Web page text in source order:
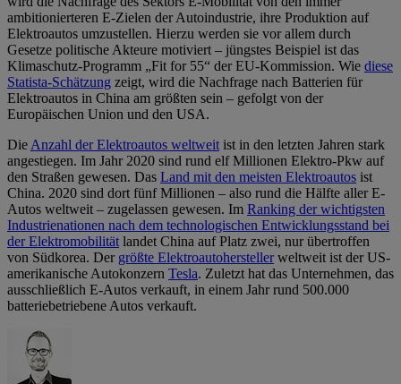
ambitionierteren E-Zielen der Autoindustrie, ihre Produktion auf
Elektroautos umzustellen. Hierzu werden sie vor allem durch
Gesetze politische Akteure motiviert – jüngstes Beispiel ist das
Klimaschutz-Programm „Fit for 55“ der EU-Kommission. Wie diese
Statista-Schätzung zeigt, wird die Nachfrage nach Batterien für
Elektroautos in China am größten sein – gefolgt von der
Europäischen Union und den USA.
DieAnzahl der Elektroautos weltweitist in den letzten Jahren stark
angestiegen. Im Jahr 2020 sind rund elf Millionen Elektro-Pkw auf
den Straßen gewesen. Das Land mit den meisten Elektroautos ist
China. 2020 sind dort fünf Millionen – also rund die Hälfte aller E-
Autos weltweit – zugelassen gewesen. Im Ranking der wichtigsten
Industrienationen nach dem technologischen Entwicklungsstand bei
der Elektromobilitätlandet China auf Platz zwei, nur übertroffen
von Südkorea. Der größte Elektroautoherstellerweltweit ist der US-
amerikanische Autokonzern Tesla. Zuletzt hat das Unternehmen, das
ausschließlich E-Autos verkauft, in einem Jahr rund 500.000
batteriebetriebene Autos verkauft.